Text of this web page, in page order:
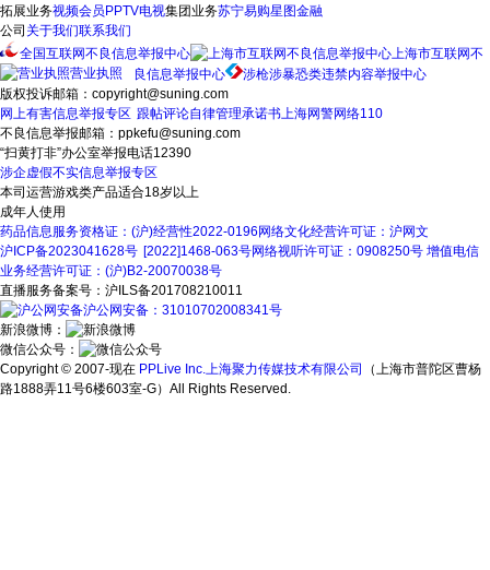
拓展业务视频会员 PPTV电视集团业务苏宁易购星图金融
公司 关于我们联系我们
全国互联网不良信息举报中心
上海市互联网不
良信息举报中心
涉枪涉暴恐类违禁内容举报中心
营业执照
版权投诉邮箱：copyright@suning.com
跟帖评论自律管理承诺书
网上有害信息举报专区
上海网警网络110
不良信息举报邮箱：ppkefu@suning.com
“扫黄打非”办公室举报电话12390
涉企虚假不实信息举报专区
本司运营游戏类产品适合18岁以上
成年人使用
药品信息服务资格证：(沪)经营性2022-0196 网络文化经营许可证：沪网文
[2022]1468-063号
沪ICP备2023041628号 网络视听许可证：0908250号 增值电信
业务经营许可证：(沪)B2-20070038号
直播服务备案号：沪ILS备201708210011
沪公网安备：31010702008341号
新浪微博：
微信公众号：
Copyright © 2007-现在 PPLive Inc.上海聚力传媒技术有限公司
（上海市普陀区曹杨
路1888弄11号6楼603室-G）All Rights Reserved.